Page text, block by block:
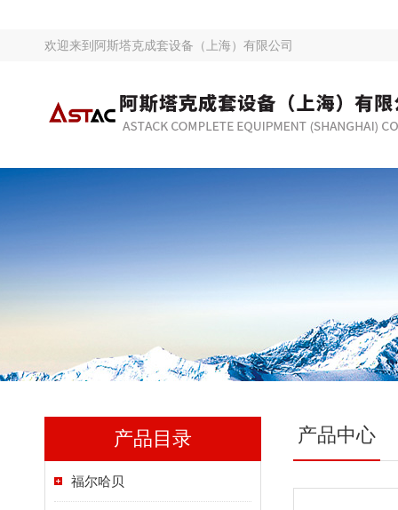
欢迎来到 阿斯塔克成套设备（上海）有限公司
产品目录
福尔哈贝
产品中心